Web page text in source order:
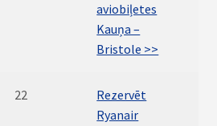
aviobiļetes
Kauņa –
Bristole >>
22
Rezervēt
Ryanair